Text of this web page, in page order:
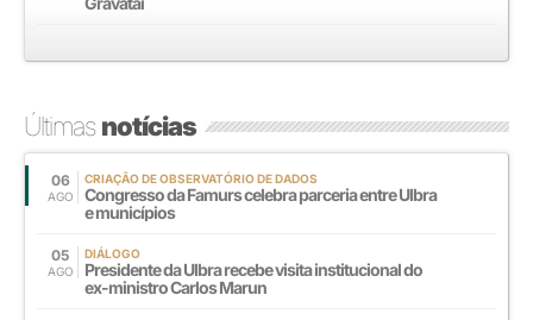
Últimasnotícias
06
AGO
CRIAÇÃO DE OBSERVATÓRIO DE DADOS
Congresso da Famurs celebra parceria entre Ulbra
e municípios
05
AGO
DIÁLOGO
Presidente da Ulbra recebe visita institucional do
ex-ministro Carlos Marun